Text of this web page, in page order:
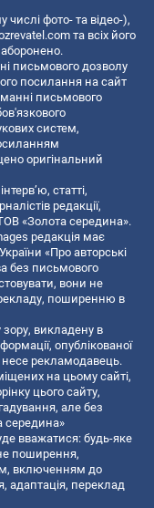
числі фото- та відео-),
та всіх його
письмового дозволу
посилання на сайт
письмового
систем,
оригінальний
статті,
редакції,
«Золота середина».
редакція має
«Про авторські
без письмового
вони не
поширенню в
зору, викладену в
опублікованої
несе рекламодавець.
на цьому сайті,
цього сайту,
але без
середина»
вважатися: будь-яке
поширення,
включенням до
адаптація, переклад